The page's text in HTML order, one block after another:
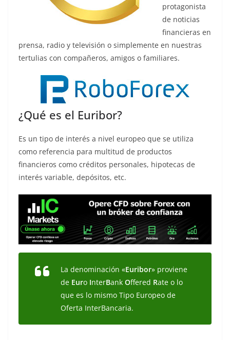
protagonista
de noticias
financieras en
prensa, radio y televisión o simplemente en nuestras
tertulias con compañeros, amigos o familiares.
¿Qué es el Euribor?
Es un tipo de interés a nivel europeo que se utiliza
como referencia para multitud de productos
financieros como créditos personales, hipotecas de
interés variable, depósitos, etc.
La denominación «Euribor» proviene
de Euro InterBank Offered Rate o lo
que es lo mismo Tipo Europeo de
Oferta InterBancaria.